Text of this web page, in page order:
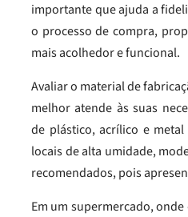
importante que ajuda a
o processo de compra,
mais acolhedor e funcional.
Avaliar o material de
melhor atende às suas
de plástico, acrílico e
locais de alta umidade,
recomendados, pois
Em um supermercado,